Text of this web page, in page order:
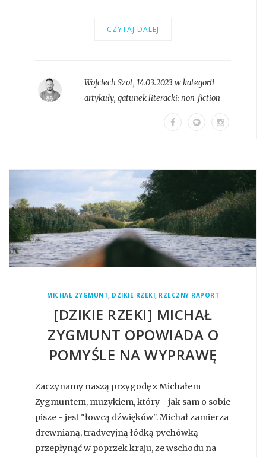
CZYTAJ DALEJ
Wojciech Szot, 14.03.2023 w kategorii
artykuły, gatunek literacki:non-fiction
MICHAŁ ZYGMUNT, DZIKIE RZEKI, RZECZNY RAPORT
[DZIKIE RZEKI] MICHAŁ
ZYGMUNT OPOWIADA O
POMYŚLE NA WYPRAWĘ
Zaczynamy naszą przygodę z Michałem
Zygmuntem, muzykiem, który - jak sam o sobie
pisze - jest "łowcą dźwięków". Michał zamierza
drewnianą, tradycyjną łódką pychówką
przepłynąć w poprzek kraju, ze wschodu na